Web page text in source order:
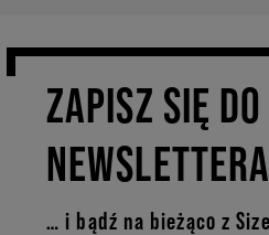
ZAPISZ SIĘ DO
NEWSLETTERA
… i bądź na bieżąco z